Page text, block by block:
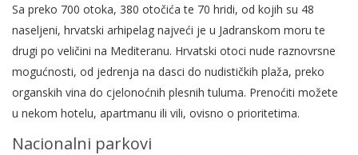
Sa preko 700 otoka, 380 otočića te 70 hridi, od kojih su 48
naseljeni, hrvatski arhipelag najveći je u Jadranskom moru te
drugi po veličini na Mediteranu. Hrvatski otoci nude raznovrsne
mogućnosti, od jedrenja na dasci do nudističkih plaža, preko
organskih vina do cjelonoćnih plesnih tuluma. Prenoćiti možete
u nekom hotelu, apartmanu ili vili, ovisno o prioritetima.
Nacionalni parkovi